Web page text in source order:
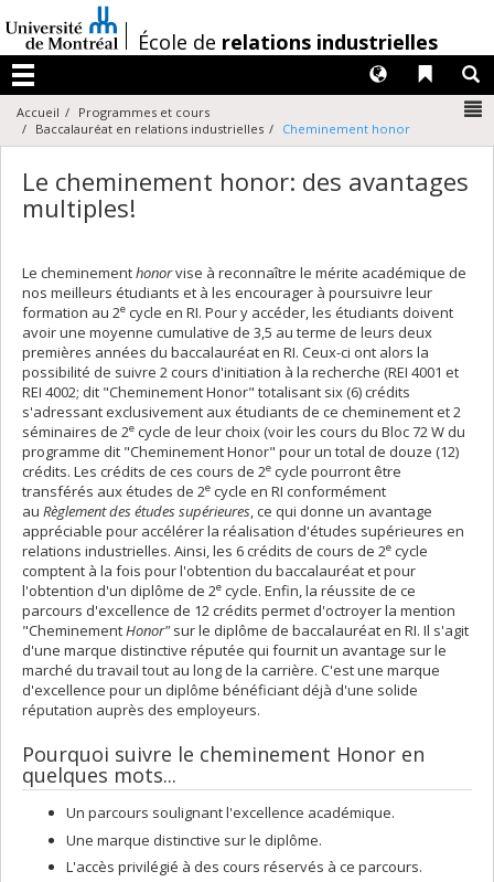
au
contenu
/École de relations industrielles
Menu
Liens
Langues
Accueil
Programmes et cours
Baccalauréat en relations industrielles
Cheminement honor
Le cheminement honor: des avantages
multiples!
Le cheminementhonorvise à reconnaître le mérite académique de
nos meilleurs étudiants et à les encourager à poursuivre leur
formation au 2e cycle en RI. Pour y accéder, les étudiants doivent
avoir une moyenne cumulative de 3,5 au terme de leurs deux
premières années du baccalauréat en RI. Ceux-ci ont alors la
possibilité de suivre 2 cours d'initiation à la recherche (REI 4001 et
REI 4002; dit "Cheminement Honor" totalisant six (6) crédits
s'adressant exclusivement aux étudiants de ce cheminement et 2
séminaires de 2e cycle de leur choix (voir les cours du Bloc 72 W du
programme dit "Cheminement Honor" pour un total de douze (12)
crédits. Les crédits de ces cours de 2e cycle pourront être
transférés aux études de 2e cycle en RI conformément
au Règlement des études supérieures, ce qui donne un avantage
appréciable pour accélérer la réalisation d'études supérieures en
relations industrielles. Ainsi, les 6 crédits de cours de 2e cycle
comptent à la fois pour l'obtention du baccalauréat et pour
l'obtention d'un diplôme de 2e cycle. Enfin, la réussite de ce
parcours d'excellence de 12 crédits permet d'octroyer la mention
"CheminementHonor" sur le diplôme de baccalauréat en RI. Il s'agit
d'une marque distinctive réputée qui fournit un avantage sur le
marché du travail tout au long de la carrière. C'est une marque
d'excellence pour un diplôme bénéficiant déjà d'une solide
réputation auprès des employeurs.
Pourquoi suivre le cheminement Honor en
quelques mots...
Un parcours soulignant l'excellence académique.
Une marque distinctive sur le diplôme.
L'accès privilégié à des cours réservés à ce parcours.